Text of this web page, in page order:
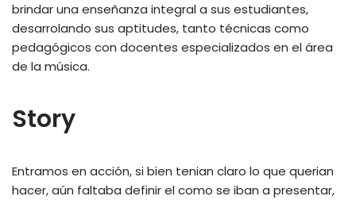
brindar una enseñanza integral a sus estudiantes,
desarrolando sus aptitudes, tanto técnicas como
pedagógicos con docentes especializados en el área
de la música.
Story
Entramos en acción, si bien tenian claro lo que querian
hacer, aún faltaba definir el como se iban a presentar,